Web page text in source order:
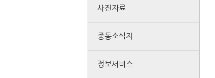
사진자료
중동소식지
정보서비스